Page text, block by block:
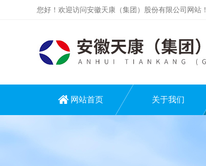
您好！欢迎访问安徽天康（集团）股份有限公司网站！
网站首页 关于我们